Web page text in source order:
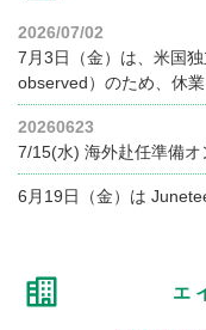
2026/07/02
7月3日（金）は、米国
observed）のため、休
20260623
7/15(水) 海外赴任準備オ
6月19日（金）は
エ